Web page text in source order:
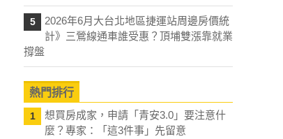
5
2026年6月大台北地區捷運站周邊房價統
計》三鶯線通車誰受惠？頂埔雙漲靠就業
撐盤
熱門排行
1
想買房成家，申請「青安3.0」要注意什
麼？專家：「這3件事」先留意